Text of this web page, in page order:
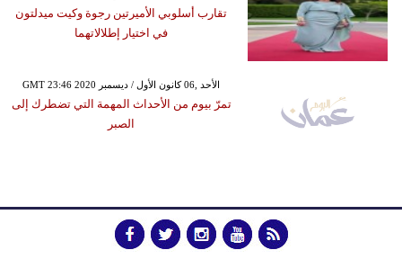
تقارب أسلوبي الأميرتين رجوة وكيت ميدلتون
في اختيار إطلالاتهما
GMT 23:46 2020 الأحد ,06 كانون الأول / ديسمبر
تمرّ بيوم من الأحداث المهمة التي تضطرك إلى
الصبر